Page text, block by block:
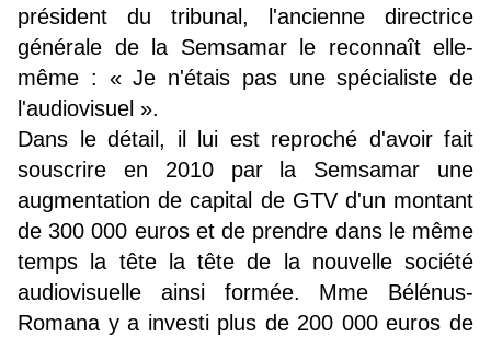
président du tribunal, l'ancienne directrice
générale de la Semsamar le reconnaît elle-
même : « Je n'étais pas une spécialiste de
l'audiovisuel ».
Dans le détail, il lui est reproché d'avoir fait
souscrire en 2010 par la Semsamar une
augmentation de capital de GTV d'un montant
de 300 000 euros et de prendre dans le même
temps la tête la tête de la nouvelle société
audiovisuelle ainsi formée. Mme Bélénus-
Romana y a investi plus de 200 000 euros de